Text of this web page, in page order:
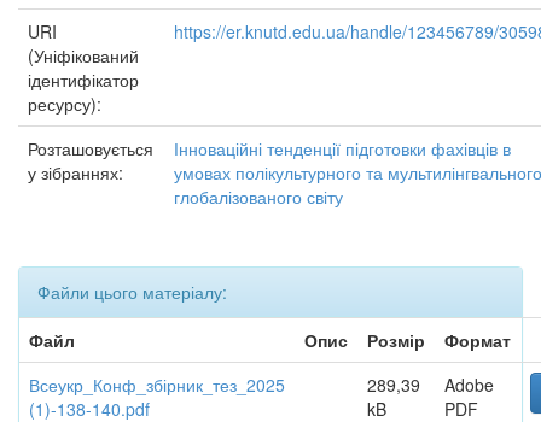
URI
(Уніфікований
ідентифікатор
ресурсу):
https://er.knutd.edu.ua/handle/123456789/
Розташовується
у зібраннях:
Інноваційні тенденції підготовки фахівців в
умовах полікультурного та мультилінгвального
глобалізованого світу
Файли цього матеріалу:
Файл
Опис Розмір
Формат
Всеукр_Конф_збірник_тез_2025
(1)-138-140.pdf
289,39
kB
Adobe
PDF